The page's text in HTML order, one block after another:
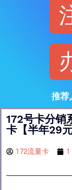
推荐
172号卡分销
卡【半年29元
172流量卡 1